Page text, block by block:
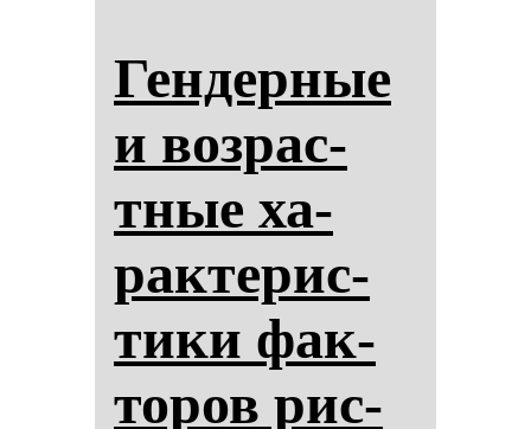
Ген­дер­ные
и воз­рас­
тные ха­
рак­те­рис­
ти­ки фак­
то­ров рис­